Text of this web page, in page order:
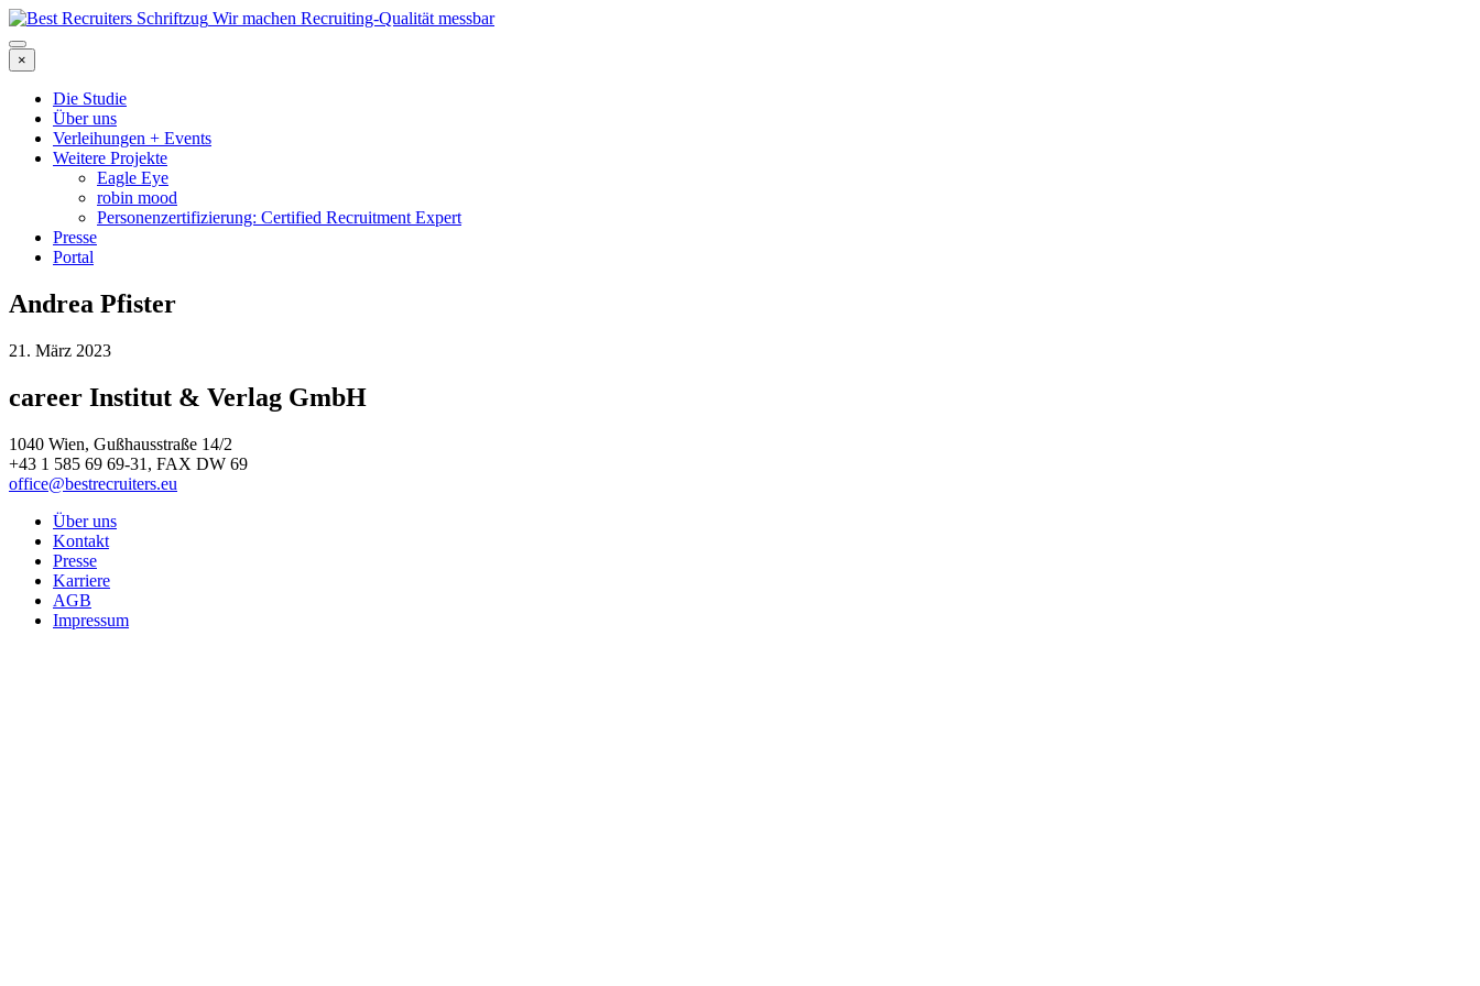
Wir machen Recruiting-Qualität messbar
×
Die Studie
Über uns
Verleihungen + Events
Weitere Projekte
Eagle Eye
robin mood
Personenzertifizierung: Certified Recruitment Expert
Presse
Portal
Andrea Pfister
21. März 2023
career Institut & Verlag GmbH
1040 Wien, Gußhausstraße 14/2
+43 1 585 69 69-31, FAX DW 69
office@bestrecruiters.eu
Über uns
Kontakt
Presse
Karriere
AGB
Impressum